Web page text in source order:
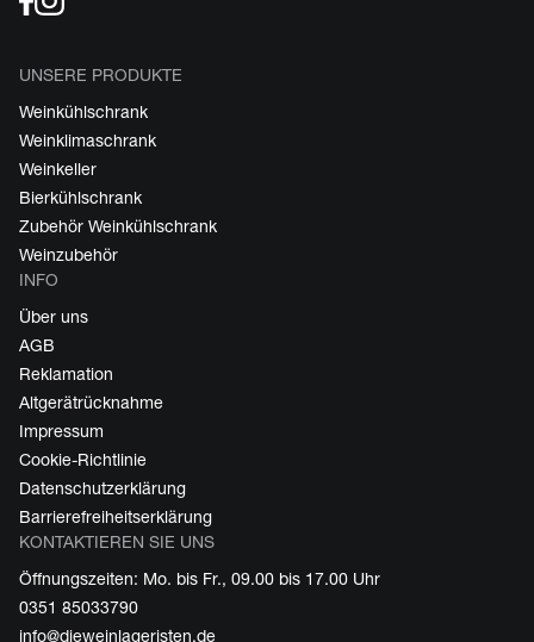
UNSERE PRODUKTE
Weinkühlschrank
Weinklimaschrank
Weinkeller
Bierkühlschrank
Zubehör Weinkühlschrank
Weinzubehör
INFO
Über uns
AGB
Reklamation
Altgerätrücknahme
Impressum
Cookie-Richtlinie
Datenschutzerklärung
Barrierefreiheitserklärung
KONTAKTIEREN SIE UNS
Öffnungszeiten: Mo. bis Fr., 09.00 bis 17.00 Uhr
0351 85033790
info@dieweinlageristen.de